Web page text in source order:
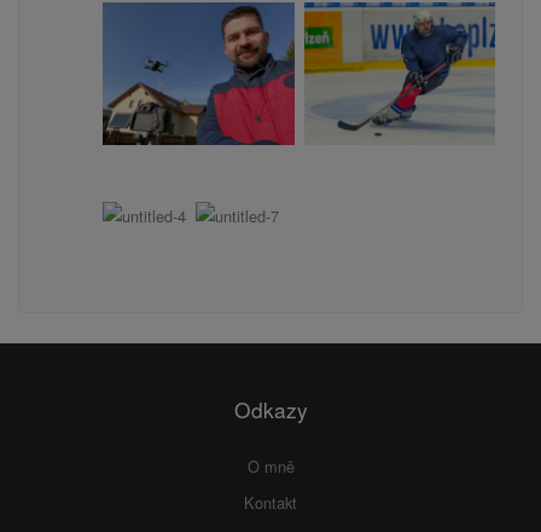
Odkazy
O mně
Kontakt